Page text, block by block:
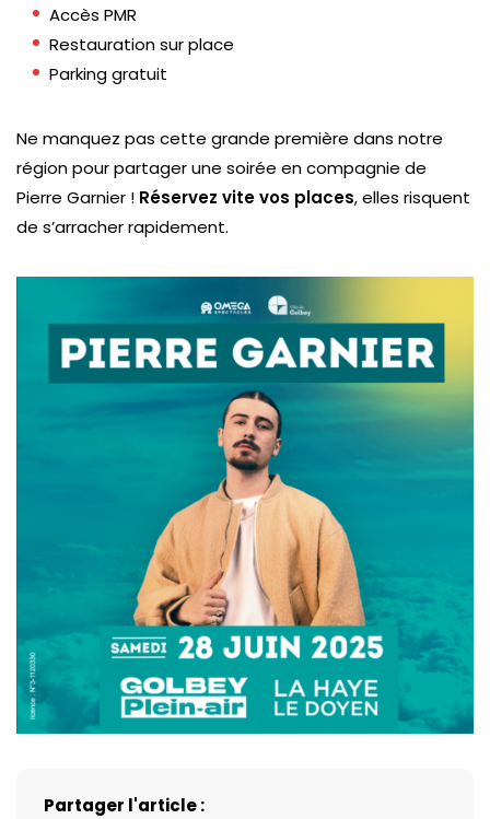
Accès PMR
Restauration sur place
Parking gratuit
Ne manquez pas cette grande première dans notre
région pour partager une soirée en compagnie de
Pierre Garnier ! Réservez vite vos places, elles risquent
de s’arracher rapidement.
Partager l'article :